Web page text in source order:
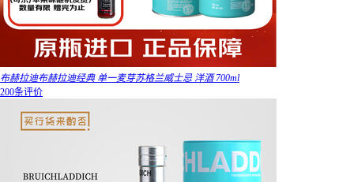
布赫拉迪布赫拉迪经典 单一麦芽苏格兰威士忌 洋酒 700ml
200条评价